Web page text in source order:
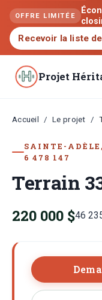
OFFRE LIMITÉE
Recevoir la liste
Projet
Accueil / Le projet /
SAINTE-
6 478 147
Terrain
220 000 $46